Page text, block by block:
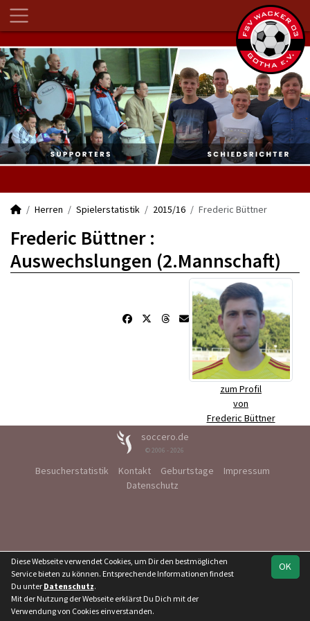
Herren Spielerstatistik 2015/16 Frederic Büttner
Frederic Büttner :
Auswechslungen (2.Mannschaft)
zum Profil
von
Frederic Büttner
soccero.de
© 2006 - 2026
Besucherstatistik Kontakt Geburtstage
Impressum
Datenschutz
OK
Diese Webseite verwendet Cookies, um Dir den bestmöglichen
Service bieten zu können. Entsprechende Informationen findest
Du unter Datenschutz.
Mit der Nutzung der Webseite erklärst Du Dich mit der
Verwendung von Cookies einverstanden.